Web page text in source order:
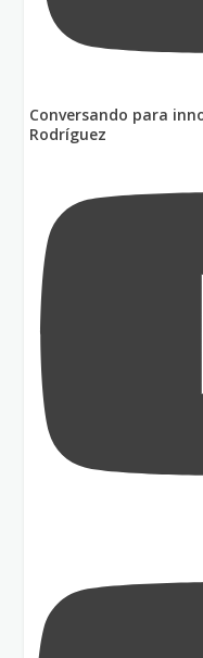
Conversando para
Rodríguez